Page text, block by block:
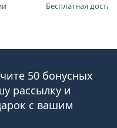
Бесплатная
50 бонусных
рассылку и
с вашим